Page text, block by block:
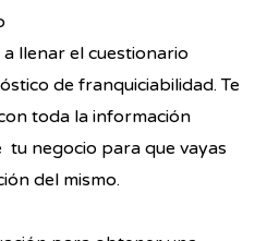
llenar el cuestionario
de franquiciabilidad. Te
toda la información
negocio para que vayas
del mismo.